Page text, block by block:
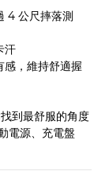
4 公尺摔落測
汗
感，維持舒適握
到最舒服的角度
電源、充電盤